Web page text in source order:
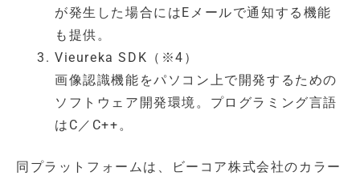
が発生した場合にはEメールで通知する機能
も提供。
Vieureka SDK（※4）
画像認識機能をパソコン上で開発するための
ソフトウェア開発環境。プログラミング言語
はC／C++。
同プラットフォームは、ビーコア株式会社のカラー